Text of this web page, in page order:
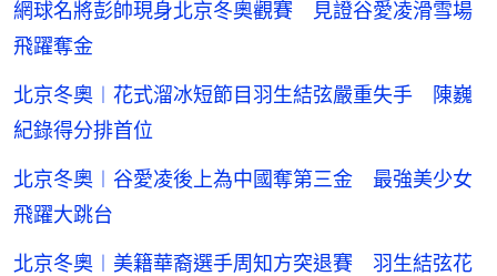
網球名將彭帥現身北京冬奧觀賽 見證谷愛凌滑雪場
飛躍奪金
北京冬奧︱花式溜冰短節目羽生結弦嚴重失手 陳巍
紀錄得分排首位
北京冬奧︱谷愛凌後上為中國奪第三金 最強美少女
飛躍大跳台
北京冬奧︱美籍華裔選手周知方突退賽 羽生結弦花